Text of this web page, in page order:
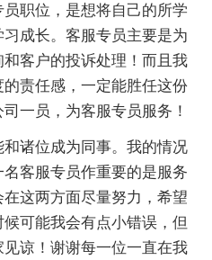
职位，是想将自己的所学
成长。客服专员主要是为
客户的投诉处理！而且我
责任感，一定能胜任这份
一员，为客服专员服务！
诸位成为同事。我的情况
客服专员作重要的是服务
这两方面尽量努力，希望
可能我会有点小错误，但
谅！谢谢每一位一直在我